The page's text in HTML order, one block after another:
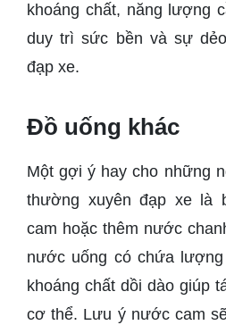
khoáng chất, năng lượng
duy trì sức bền và sự
đạp xe.
Đồ uống khác
Một gợi ý hay cho những
thường xuyên đạp xe là
cam hoặc thêm nước
nước uống có chứa
khoáng chất dồi dào giúp
cơ thể. Lưu ý nước cam